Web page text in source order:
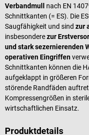
Verbandmull
nach EN
Schnittkanten (= ES). Die
Saugfähigkeit und sind zur
insbesonderezur
und stark sezernierenden
operativen Eingriffen
Schnittkanten können die
aufgeklappt in größeren
störende Randfäden
Kompressengrößen in
wirtschaftlichen Einsatz.
Produktdetails